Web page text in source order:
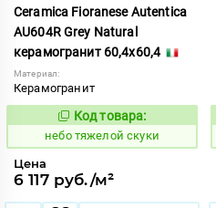
Ceramica Fioranese Autentica
AU604R Grey Natural
керамогранит 60,4x60,4
Материал:
Керамогранит
1122844
Код товара:
небо тяжелой скуки
Цена
6 117 руб./м²